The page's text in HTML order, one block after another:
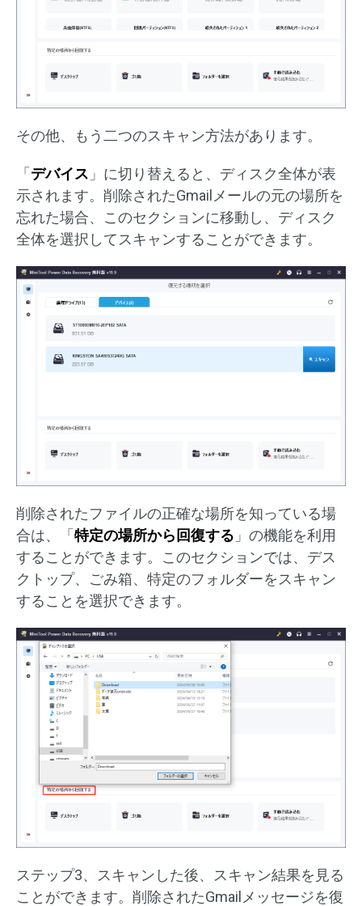
その他、もう二つのスキャン方法があります。
「デバイス 」に切り替えると、ディスク全体が表
示されます。削除されたGmailメールの元の場所を
忘れた場合、このセクションに移動し、ディスク
全体を選択してスキャンすることができます。
削除されたファイルの正確な場所を知っている場
合は、「特定の場所から回復する 」の機能を利用
することができます。このセクションでは、デス
クトップ、ごみ箱、特定のフォルダーをスキャン
することを選択できます。
ステップ3、スキャンした後、スキャン結果を見る
ことができます。削除されたGmailメッセージを復